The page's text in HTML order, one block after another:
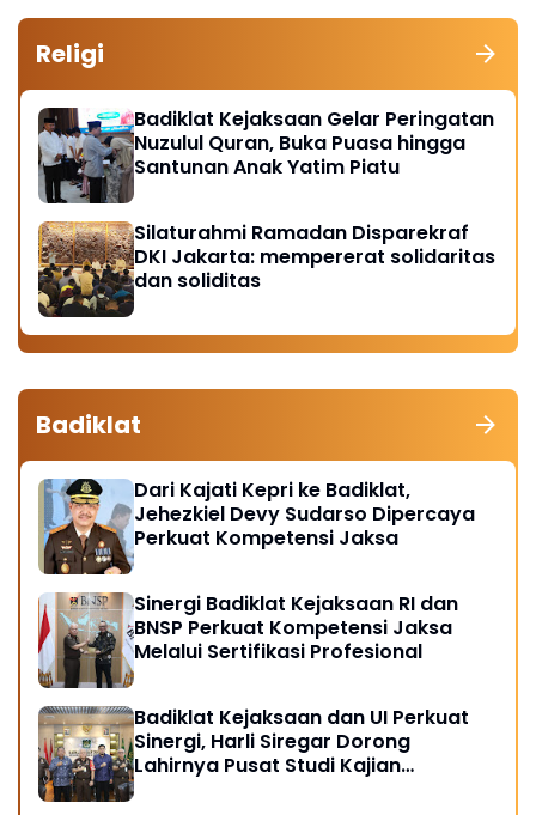
Religi
Badiklat Kejaksaan Gelar Peringatan
Nuzulul Quran, Buka Puasa hingga
Santunan Anak Yatim Piatu
Silaturahmi Ramadan Disparekraf
DKI Jakarta: mempererat solidaritas
dan soliditas
Badiklat
Dari Kajati Kepri ke Badiklat,
Jehezkiel Devy Sudarso Dipercaya
Perkuat Kompetensi Jaksa
Sinergi Badiklat Kejaksaan RI dan
BNSP Perkuat Kompetensi Jaksa
Melalui Sertifikasi Profesional
Badiklat Kejaksaan dan UI Perkuat
Sinergi, Harli Siregar Dorong
Lahirnya Pusat Studi Kajian